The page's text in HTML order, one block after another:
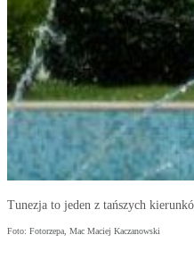
Tunezja to jeden z tańszych
Foto: Fotorzepa, Mac Maciej Kaczanowski